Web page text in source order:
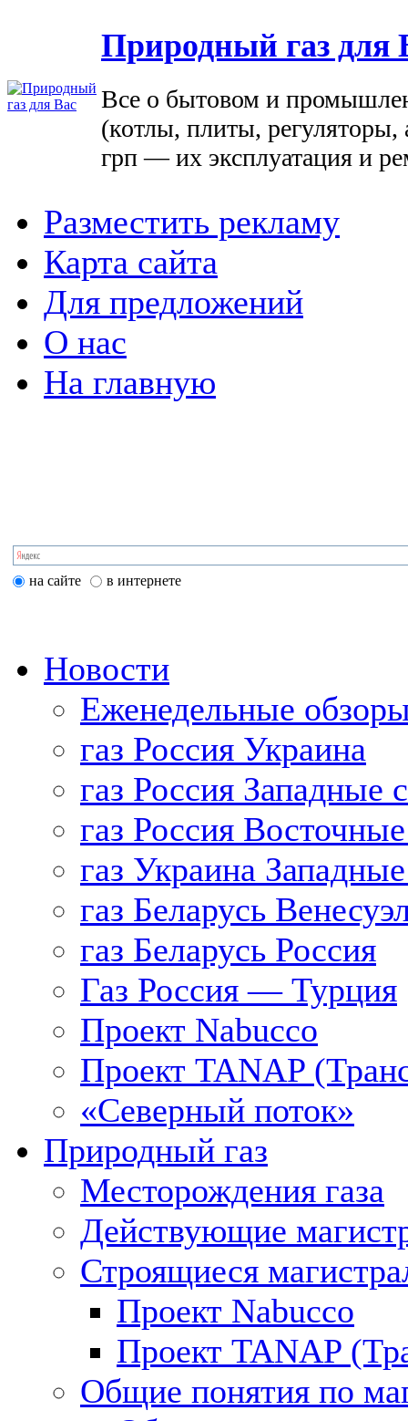
Природный газ для
Все о бытовом и
(котлы, плиты, регуляторы,
грп — их эксплуатация и
Разместить рекламу
Карта сайта
Для предложений
О нас
На главную
на сайте в интернете
Новости
Еженедельные
газ Россия Украина
газ Россия Западные
газ Россия
газ Украина
газ Беларусь
газ Беларусь Россия
Газ Россия — Турция
Проект Nabucco
Проект TANAP
«Северный поток»
Природный газ
Месторождения газа
Действующие
Строящиеся
Проект Nabucco
Проект TANAP
Общие понятия по